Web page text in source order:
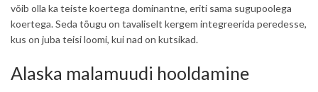
võib olla ka teiste koertega dominantne, eriti sama sugupoolega
koertega. Seda tõugu on tavaliselt kergem integreerida peredesse,
kus on juba teisi loomi, kui nad on kutsikad.
Alaska malamuudi hooldamine